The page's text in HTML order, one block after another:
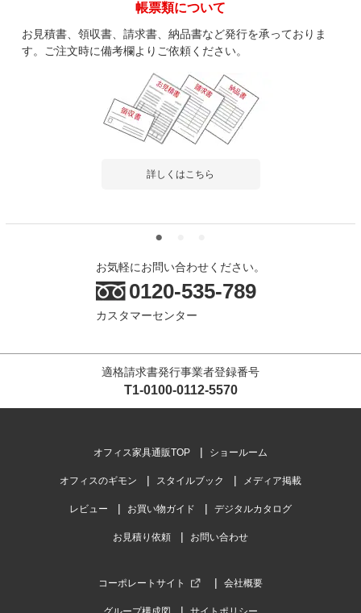
帳票類について
お見積書、領収書、請求書、納品書など発行を承っておりま
す。ご注文時に備考欄よりご依頼ください。
詳しくはこちら
お気軽にお問い合わせください。
0120-535-789
カスタマーセンター
適格請求書発行事業者登録番号
T1-0100-0112-5570
オフィス家具通販TOP ショールーム
オフィスのギモン スタイルブック メディア掲載
レビュー お買い物ガイド デジタルカタログ
お見積り依頼 お問い合わせ
コーポレートサイト 会社概要